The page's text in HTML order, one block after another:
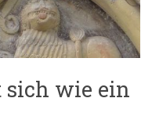
sich wie ein